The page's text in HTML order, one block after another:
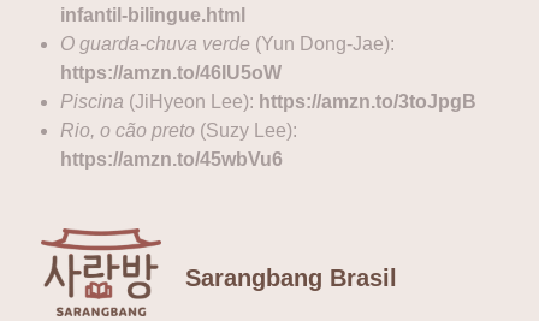
infantil-bilingue.html
O guarda-chuva verde (Yun Dong-Jae):
https://amzn.to/46IU5oW
Piscina (JiHyeon Lee): https://amzn.to/3toJpgB
Rio, o cão preto (Suzy Lee):
https://amzn.to/45wbVu6
Sarangbang Brasil